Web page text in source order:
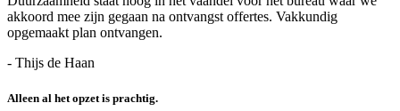
akkoord mee zijn gegaan na ontvangst offertes. Vakkundig
opgemaakt plan ontvangen.
- Thijs de Haan
Alleen al het opzet is prachtig.